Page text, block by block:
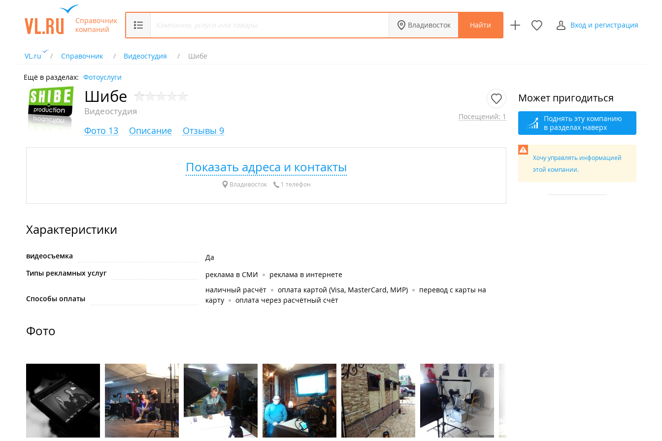
Справочник
компаний
Владивосток Найти Вход и регистрация
VL.ru Справочник Видеостудия Шибе
Ещё в разделах: Фотоуслуги
Шибе
Видеостудия Посещений: 1
Фото 13 Описание Отзывы 9
Показать адреса и контакты
Владивосток 1 телефон
Характеристики
видеосъемка
Да
Типы рекламных услуг
реклама в СМИ реклама в интернете
Способы оплаты
наличный расчёт оплата картой (Visa, MasterCard, МИР)
перевод с карты на
карту
оплата через расчётный счёт
Фото
Может пригодиться
Поднять эту компанию
в разделах наверх
Хочу управлять информацией
этой компании.